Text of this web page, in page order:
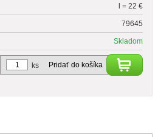
l = 22 €
79645
Skladom
Pridať do košíka
ks